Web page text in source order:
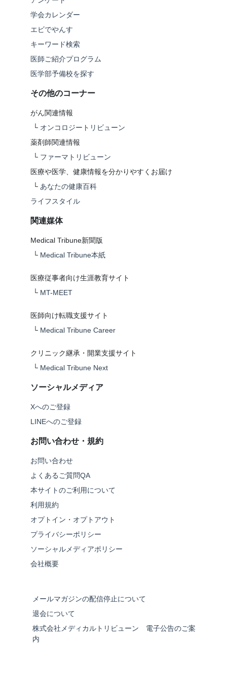
学会カレンダー
エビでやんす
キーワード検索
医師ご紹介プログラム
医学部予備校を探す
その他のコーナー
がん関連情報
└ オンコロジートリビューン
薬剤師関連情報
└ ファーマトリビューン
医療や医学、健康情報を分かりやすくお届け
└ あなたの健康百科
ライフスタイル
関連媒体
Medical Tribune新聞版
└ Medical Tribune本紙
医療従事者向け生涯教育サイト
└ MT-MEET
医師向け転職支援サイト
└ Medical Tribune Career
クリニック継承・開業支援サイト
└ Medical Tribune Next
ソーシャルメディア
Xへのご登録
LINEへのご登録
お問い合わせ・規約
お問い合わせ
よくあるご質問QA
本サイトのご利用について
利用規約
オプトイン・オプトアウト
プライバシーポリシー
ソーシャルメディアポリシー
会社概要
メールマガジンの配信停止について
退会について
株式会社メディカルトリビューン 電子公告のご案
内